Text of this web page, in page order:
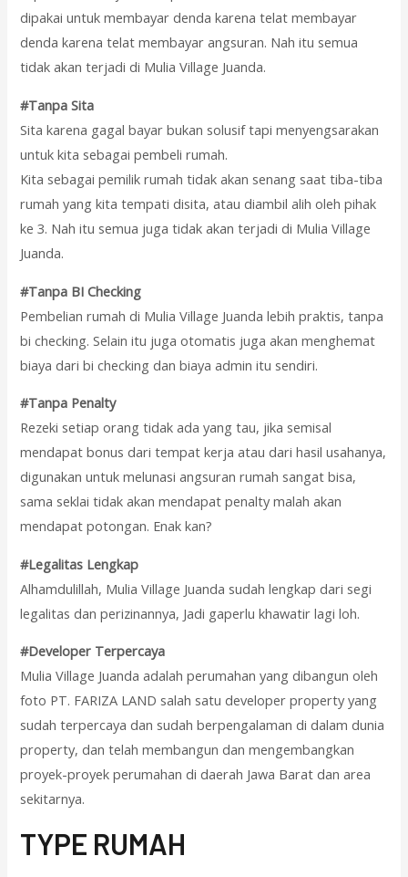
dipakai untuk membayar denda karena telat membayar
denda karena telat membayar angsuran. Nah itu semua
tidak akan terjadi di Mulia Village Juanda.
#Tanpa Sita
Sita karena gagal bayar bukan solusif tapi menyengsarakan
untuk kita sebagai pembeli rumah.
Kita sebagai pemilik rumah tidak akan senang saat tiba-tiba
rumah yang kita tempati disita, atau diambil alih oleh pihak
ke 3. Nah itu semua juga tidak akan terjadi di Mulia Village
Juanda.
#Tanpa BI Checking
Pembelian rumah di Mulia Village Juanda lebih praktis, tanpa
bi checking. Selain itu juga otomatis juga akan menghemat
biaya dari bi checking dan biaya admin itu sendiri.
#Tanpa Penalty
Rezeki setiap orang tidak ada yang tau, jika semisal
mendapat bonus dari tempat kerja atau dari hasil usahanya,
digunakan untuk melunasi angsuran rumah sangat bisa,
sama seklai tidak akan mendapat penalty malah akan
mendapat potongan. Enak kan?
#Legalitas Lengkap
Alhamdulillah, Mulia Village Juanda sudah lengkap dari segi
legalitas dan perizinannya, Jadi gaperlu khawatir lagi loh.
#Developer Terpercaya
Mulia Village Juanda adalah perumahan yang dibangun oleh
foto PT. FARIZA LAND salah satu developer property yang
sudah terpercaya dan sudah berpengalaman di dalam dunia
property, dan telah membangun dan mengembangkan
proyek-proyek perumahan di daerah Jawa Barat dan area
sekitarnya.
TYPE RUMAH